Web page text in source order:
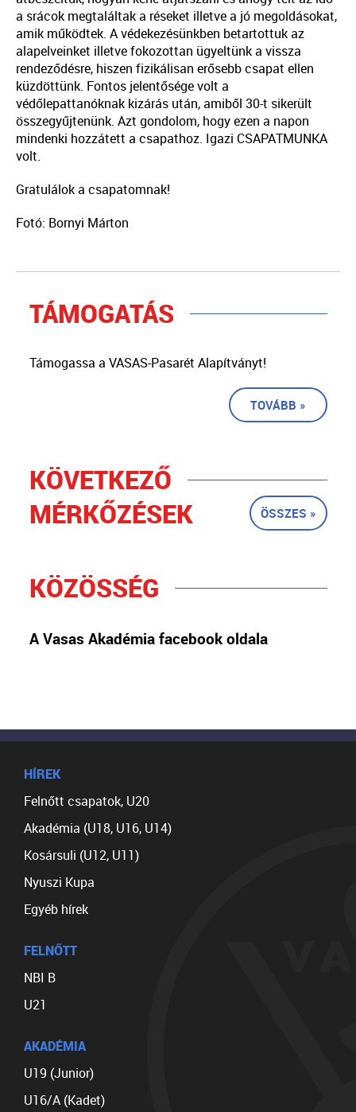
a srácok megtaláltak a réseket illetve a jó megoldásokat,
amik működtek. A védekezésünkben betartottuk az
alapelveinket illetve fokozottan ügyeltünk a vissza
rendeződésre, hiszen fizikálisan erősebb csapat ellen
küzdöttünk. Fontos jelentősége volt a
védőlepattanóknak kizárás után, amiből 30-t sikerült
összegyűjtenünk. Azt gondolom, hogy ezen a napon
mindenki hozzátett a csapathoz. Igazi CSAPATMUNKA
volt.
Gratulálok a csapatomnak!
Fotó: Bornyi Márton
TÁMOGATÁS
Támogassa a VASAS-Pasarét Alapítványt!
TOVÁBB »
KÖVETKEZŐ
MÉRKŐZÉSEK
ÖSSZES »
KÖZÖSSÉG
A Vasas Akadémia facebook oldala
HÍREK
Felnőtt csapatok, U20
Akadémia (U18, U16, U14)
Kosársuli (U12, U11)
Nyuszi Kupa
Egyéb hírek
FELNŐTT
NBI B
U21
AKADÉMIA
U19 (Junior)
U16/A (Kadet)